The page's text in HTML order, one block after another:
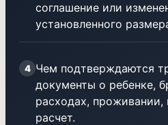
соглашение или
установленного
4 Чем подтверждаются
документы о ребенке,
расходах, проживании,
расчет.